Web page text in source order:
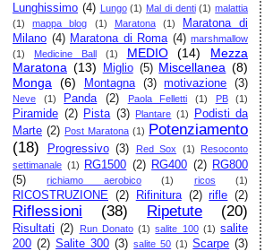
Lunghissimo (4) Lungo (1) Mal di denti (1) malattia
(1)
mappa blog (1) Maratona (1)
Maratona di
Milano (4) Maratona di Roma (4) marshmallow
(1)
Medicine Ball (1) MEDIO (14)
Mezza
Maratona (13) Miglio (5) Miscellanea (8)
Monga
(6) Montagna (3) motivazione (3)
Neve (1) Panda (2) Paola Felletti (1) PB (1)
Piramide (2) Pista (3) Plantare (1)
Podisti da
Marte (2) Post Maratona (1) Potenziamento
(18)
Progressivo (3) Red Sox (1)
Resoconto
settimanale (1) RG1500 (2) RG400 (2) RG800
(5)
richiamo aerobico (1) ricos (1)
RICOSTRUZIONE (2) Rifinitura (2) rifle (2)
Riflessioni (38) Ripetute (20)
Risultati (2) Run Donato (1) salite 100 (1) salite
200 (2) Salite 300 (3) salite 50 (1) Scarpe (3)